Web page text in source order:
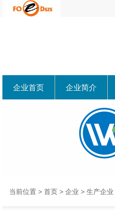
企业首页 企业简介
当前位置 > 首页 > 企业 > 生产企业